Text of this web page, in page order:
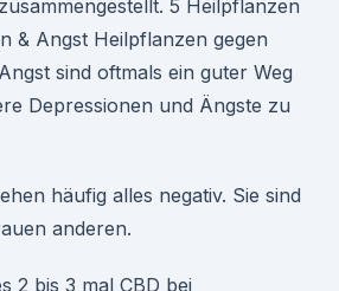
5 Heilpflanzen
& Angst Heilpflanzen gegen
sind oftmals ein guter Weg
Depressionen und Ängste zu
häufig alles negativ. Sie sind
anderen.
2 bis 3 mal CBD bei